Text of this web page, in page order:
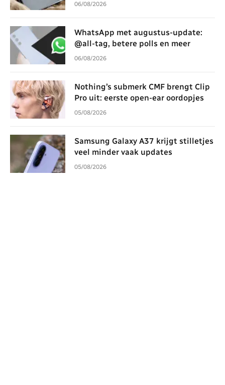
06/08/2026
WhatsApp met augustus-update:
@all-tag, betere polls en meer
06/08/2026
Nothing’s submerk CMF brengt Clip
Pro uit: eerste open-ear oordopjes
05/08/2026
Samsung Galaxy A37 krijgt stilletjes
veel minder vaak updates
05/08/2026